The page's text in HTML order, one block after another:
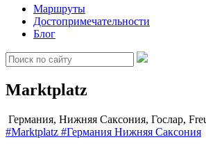
Маршруты
Достопримечательности
Блог
Marktplatz
Германия, Нижняя Саксония, Гослар,
#Marktplatz #Германия Нижняя Саксония